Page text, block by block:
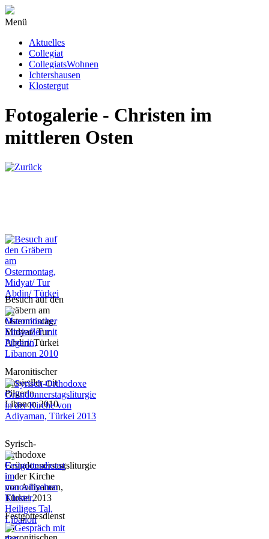
Menü
Aktuelles
Collegiat
CollegiatsWohnen
Ichtershausen
Klostergut
Fotogalerie - Christen im
mittleren Osten
Besuch auf den
Gräbern am
Ostermontag,
Midyat/ Tur
Abdin/ Türkei
Maronitischer
Einsiedler mit
Pilgerin,
Libanon 2010
Syrisch-
Orthodoxe
Gründonnerstagsliturgie
in der Kirche
von Adiyaman,
Türkei 2013
Festgottesdienst
im